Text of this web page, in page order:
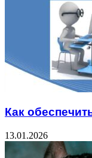
Как
13.01.2026